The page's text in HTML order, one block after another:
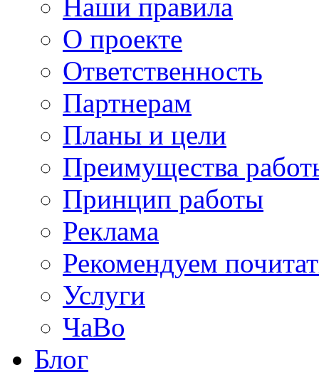
Наши правила
О проекте
Ответственность
Партнерам
Планы и цели
Преимущества
Принцип работы
Реклама
Рекомендуем
Услуги
ЧаВо
Блог